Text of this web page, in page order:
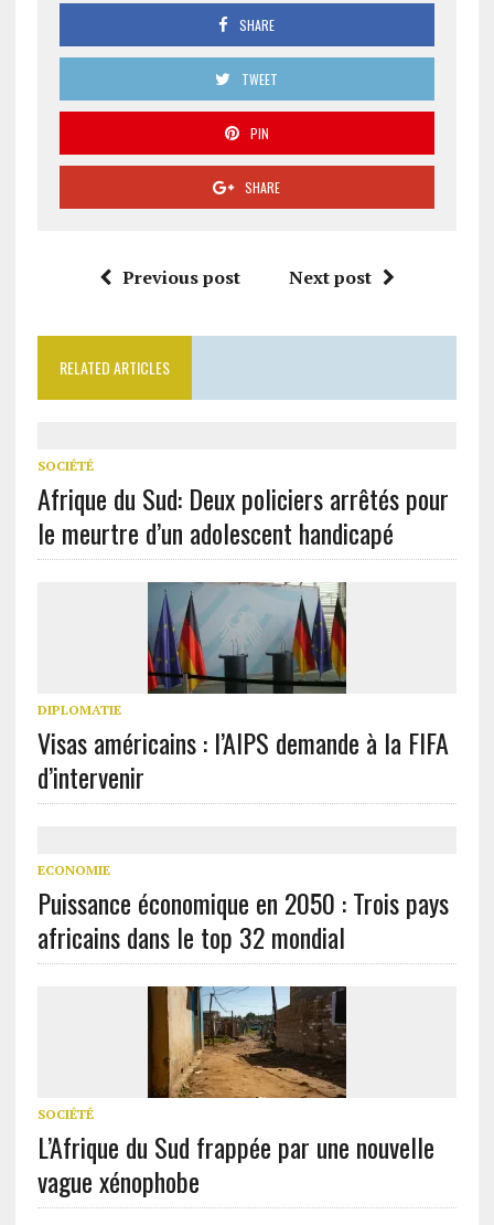
SHARE
TWEET
PIN
SHARE
Previous post Next post
RELATED ARTICLES
SOCIÉTÉ
Afrique du Sud: Deux policiers arrêtés pour
le meurtre d’un adolescent handicapé
DIPLOMATIE
Visas américains : l’AIPS demande à la FIFA
d’intervenir
ECONOMIE
Puissance économique en 2050 : Trois pays
africains dans le top 32 mondial
SOCIÉTÉ
L’Afrique du Sud frappée par une nouvelle
vague xénophobe